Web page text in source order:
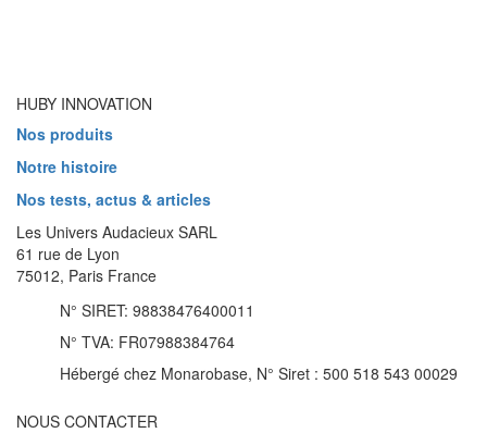
HUBY INNOVATION
Nos produits
Notre histoire
Nos tests, actus & articles
Les Univers Audacieux SARL
61 rue de Lyon
75012, Paris France
N° SIRET: 98838476400011
N° TVA: FR07988384764
Hébergé chez Monarobase, N° Siret : 500 518 543 00029
NOUS CONTACTER